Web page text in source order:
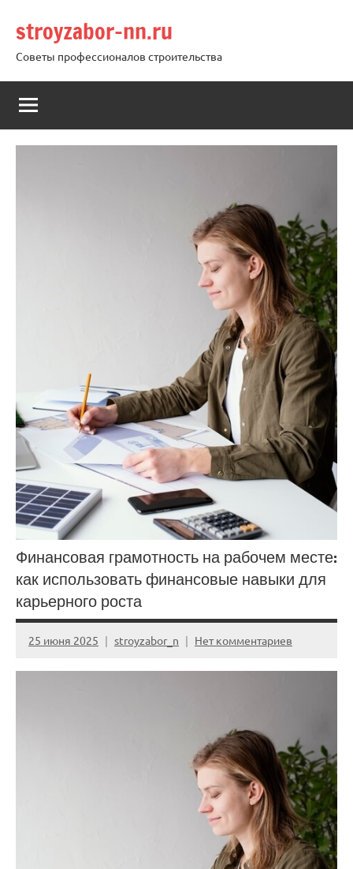
содержимому
stroyzabor-nn.ru
Советы профессионалов строительства
Финансовая грамотность на рабочем месте:
как использовать финансовые навыки для
карьерного роста
25 июня 2025 stroyzabor_n Нет комментариев